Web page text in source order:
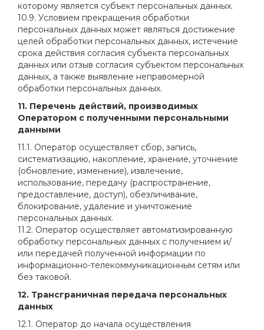
которому является субъект персональных данных.
10.9. Условием прекращения обработки
персональных данных может являться достижение
целей обработки персональных данных, истечение
срока действия согласия субъекта персональных
данных или отзыв согласия субъектом персональных
данных, а также выявление неправомерной
обработки персональных данных.
11. Перечень действий, производимых
Оператором с полученными персональными
данными
11.1. Оператор осуществляет сбор, запись,
систематизацию, накопление, хранение, уточнение
(обновление, изменение), извлечение,
использование, передачу (распространение,
предоставление, доступ), обезличивание,
блокирование, удаление и уничтожение
персональных данных.
11.2. Оператор осуществляет автоматизированную
обработку персональных данных с получением и/
или передачей полученной информации по
информационно-телекоммуникационным сетям или
без таковой.
12. Трансграничная передача персональных
данных
12.1. Оператор до начала осуществления